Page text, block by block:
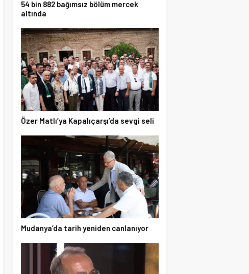
54 bin 882 bağımsız bölüm mercek
altında
Özer Matlı’ya Kapalıçarşı’da sevgi seli
Mudanya’da tarih yeniden canlanıyor